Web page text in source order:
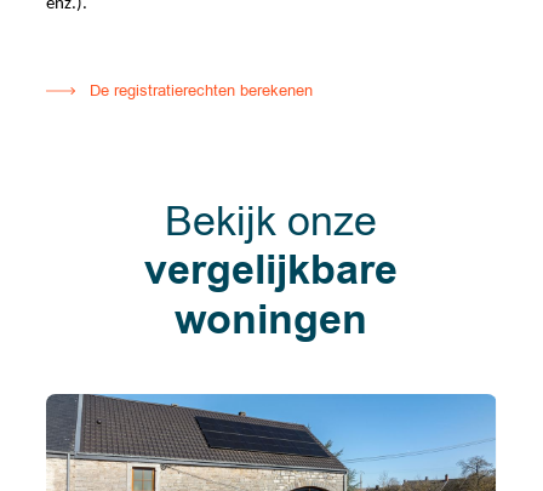
enz.).
De registratierechten berekenen
Bekijk onze
vergelijkbare
woningen